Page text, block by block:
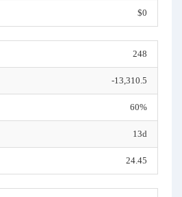
$0
248
-13,310.5
60%
13d
24.45